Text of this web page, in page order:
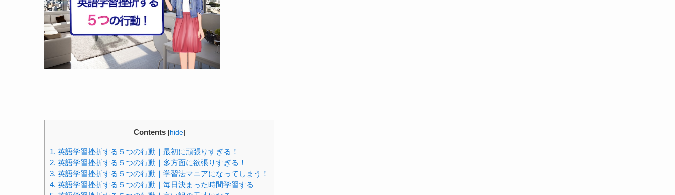
Contents [hide]
1. 英語学習挫折する５つの行動｜最初に頑張りすぎる！
2. 英語学習挫折する５つの行動｜多方面に欲張りすぎる！
3. 英語学習挫折する５つの行動｜学習法マニアになってしまう！
4. 英語学習挫折する５つの行動｜毎日決まった時間学習する